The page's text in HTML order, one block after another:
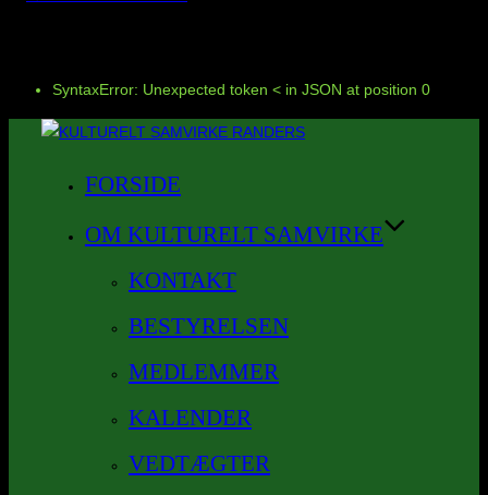
SyntaxError: Unexpected token < in JSON at position 0
Videre
FORSIDE
OM KULTURELT SAMVIRKE
KONTAKT
BESTYRELSEN
MEDLEMMER
KALENDER
VEDTÆGTER